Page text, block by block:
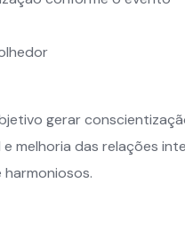
gerar
melhoria das relações
harmoniosos.